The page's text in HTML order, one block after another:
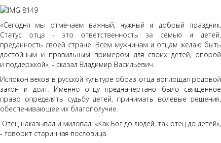
«Сегодня мы отмечаем важный, нужный и добрый праздник.
Статус отца - это ответственность за семью и детей,
преданность своей стране. Всем мужчинам и отцам желаю быть
достойным и правильным примером для своих детей, опорой
и поддержкой», - сказал Владимир Васильевич.
Испокон веков в русской культуре образ отца воплощал родовой
закон и долг. Именно отцу предначертано было священное
право определять судьбу детей, принимать волевые решения,
обеспечивающее их благополучие.
Отец наказывал и миловал: «Как Бог до людей, так отец до детей»,
- говорит старинная пословица.